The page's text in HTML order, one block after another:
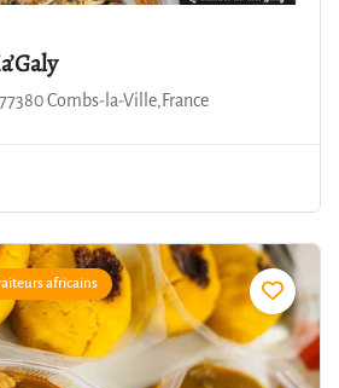
Combs-la-Ville,France
africains